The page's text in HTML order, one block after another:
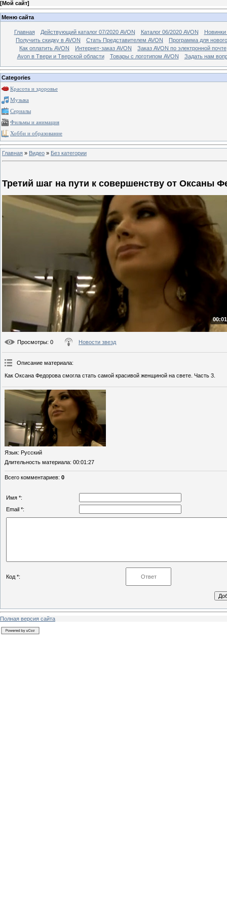
[Мой сайт]
Меню сайта
Главная Действующий каталог 07/2020 AVON Каталог 06/2020 AVON
Новинки
Получить скидку в AVON
Стать Представителем AVON
Программа для
Как оплатить AVON
Интернет-заказ AVON
Заказ AVON по электронной почте
Avon в Твери и Тверской области
Товары с логотипом AVON Задать нам
Categories
Красота и здоровье
Музыка
Сериалы
Фильмы и анимация
Хобби и образование
Главная » Видео » Без категории
Третий шаг на пути к совершенству от Оксаны
Просмотры: 0 Новости звезд
Описание материала:
Как Оксана Федорова смогла стать самой красивой женщиной на свете. Часть 3.
Язык: Русский
Длительность материала: 00:01:27
Всего комментариев: 0
Имя *:
Email *:
Код *:
Полная версия сайта